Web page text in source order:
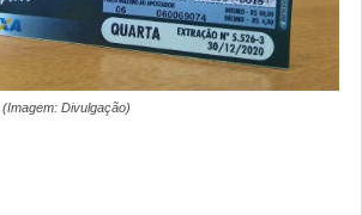
Divulgação)